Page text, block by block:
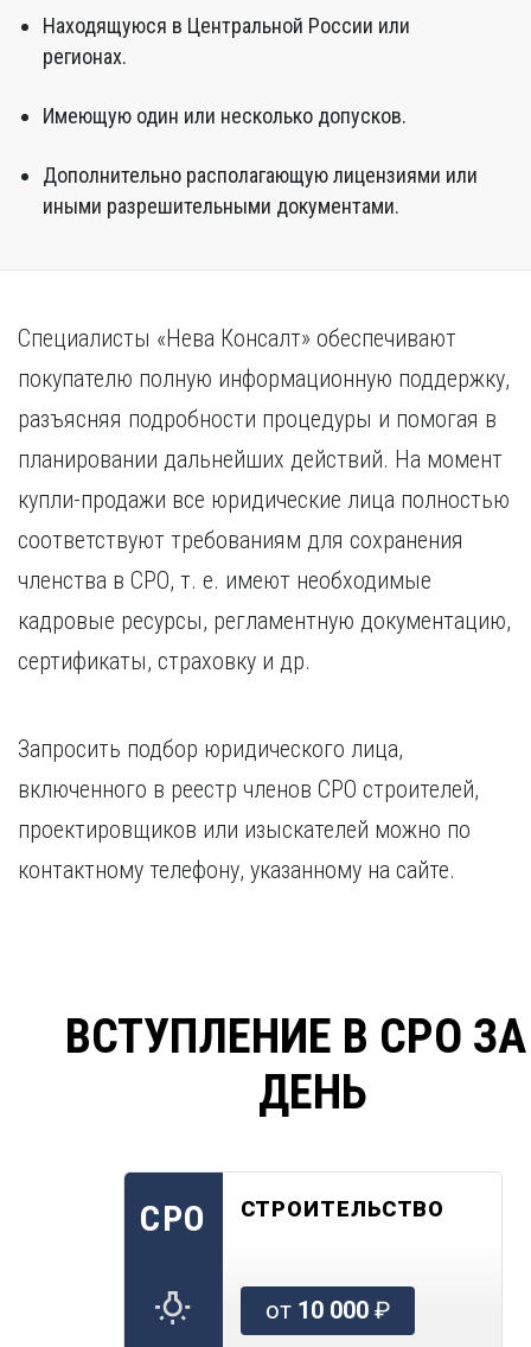
Находящуюся в Центральной России или
регионах.
Имеющую один или несколько допусков.
Дополнительно располагающую лицензиями или
иными разрешительными документами.
Специалисты «Нева Консалт» обеспечивают
покупателю полную информационную поддержку,
разъясняя подробности процедуры и помогая в
планировании дальнейших действий. На момент
купли-продажи все юридические лица полностью
соответствуют требованиям для сохранения
членства в СРО, т. е. имеют необходимые
кадровые ресурсы, регламентную документацию,
сертификаты, страховку и др.
Запросить подбор юридического лица,
включенного в реестр членов СРО строителей,
проектировщиков или изыскателей можно по
контактному телефону, указанному на сайте.
ВСТУПЛЕНИЕ В СРО
ДЕНЬ
СРО СТРОИТЕЛЬСТВО
от 10 000₽